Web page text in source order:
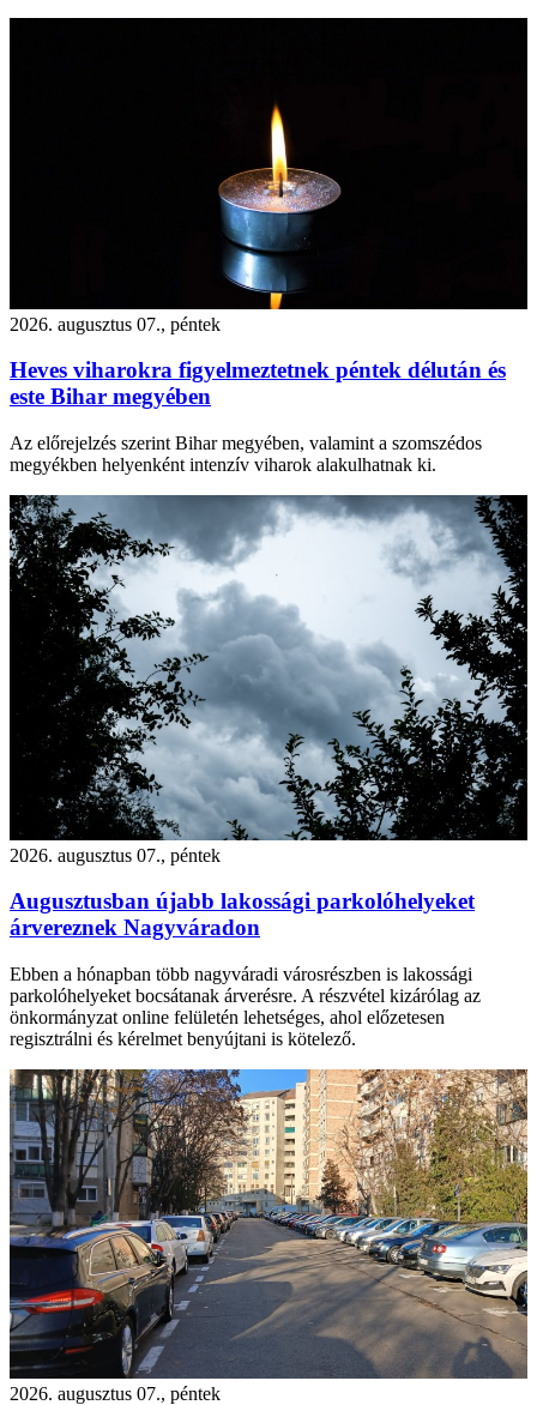
2026. augusztus 07., péntek
Heves viharokra figyelmeztetnek péntek délután és
este Bihar megyében
Az előrejelzés szerint Bihar megyében, valamint a szomszédos
megyékben helyenként intenzív viharok alakulhatnak ki.
2026. augusztus 07., péntek
Augusztusban újabb lakossági parkolóhelyeket
árvereznek Nagyváradon
Ebben a hónapban több nagyváradi városrészben is lakossági
parkolóhelyeket bocsátanak árverésre. A részvétel kizárólag az
önkormányzat online felületén lehetséges, ahol előzetesen
regisztrálni és kérelmet benyújtani is kötelező.
2026. augusztus 07., péntek